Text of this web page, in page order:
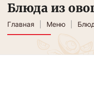
Блюда из
Главная Меню